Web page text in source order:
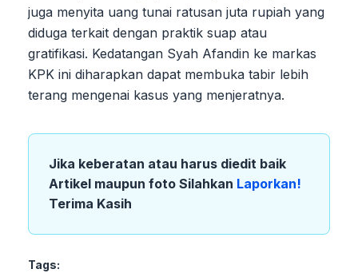
juga menyita uang tunai ratusan juta rupiah yang
diduga terkait dengan praktik suap atau
gratifikasi. Kedatangan Syah Afandin ke markas
KPK ini diharapkan dapat membuka tabir lebih
terang mengenai kasus yang menjeratnya.
Jika keberatan atau harus diedit baik
Artikel maupun foto Silahkan Laporkan!
Terima Kasih
Tags: